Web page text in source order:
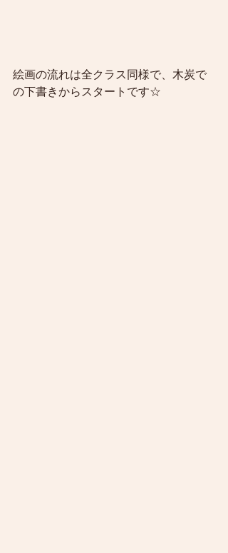
絵画の流れは全クラス同様で、木炭で
の下書きからスタートです☆